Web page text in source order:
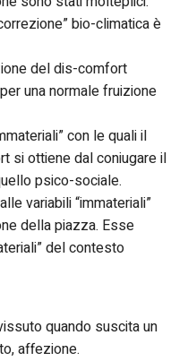
bio-climatica è
del dis-comfort
una normale fruizione
con le quali il
si ottiene dal coniugare il
psico-sociale.
variabili “immateriali”
della piazza. Esse
del contesto
quando suscita un
affezione.